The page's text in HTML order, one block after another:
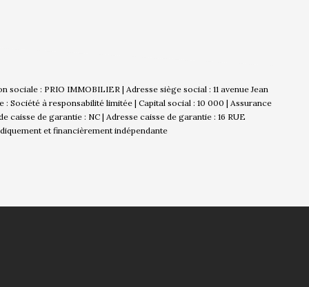
: PRIO IMMOBILIER | Adresse siège social : 11 avenue Jean
Société à responsabilité limitée | Capital social : 10 000 | Assurance
de garantie : NC | Adresse caisse de garantie : 16 RUE
et financièrement indépendante